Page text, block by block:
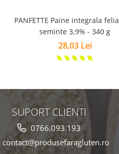
PANFETTE Paine integrala
seminte 3,9% - 340 g
28,03 Lei
SUPORT CLIENTI
0766.093.193
contact@produsefaragluten.ro